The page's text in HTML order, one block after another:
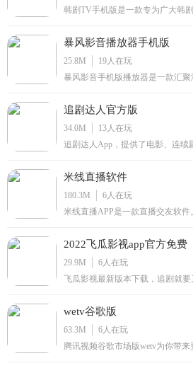
韩剧TV手机版是一款专为广大韩
台，让你可以第一时间收看最新韩
暴风影音播放器手机版
25.8M 19人在玩
暴风影音手机版播放器是一款汇
合多家主流视频网站的视频资源。
追剧达人官方版
34.0M 13人在玩
追剧达人App，提供了电影、连续
与你相伴随。
米线直播软件
180.3M 6人在玩
米线直播APP是一款直播交友软件
一体的表演，非常有趣。
2022飞瓜影视app官方免费
29.9M 6人在玩
飞瓜影视最新版本下载，追剧就
质。
wetv谷歌版
63.3M 6人在玩
腾讯视频谷歌市场版wetv为你带